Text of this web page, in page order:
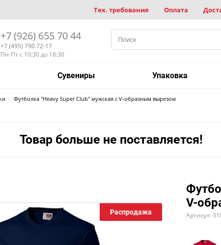
Тех. требования Оплата
+7 (926) 655 70 44
+7 (495) 790 72-17
Пн-Пт с 10:30 до 18:30
Сувениры Упаковка
Футболка "Heavy Super Club" мужская с V-образным вырезом
Товар больше не поставляется!
V-
Артикул:
Распродажа